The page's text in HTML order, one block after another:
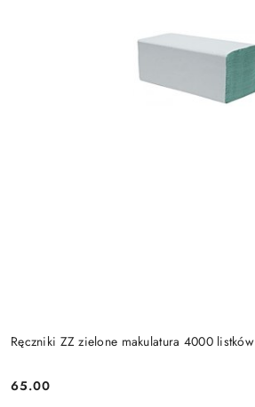
Ręczniki ZZ zielone makulatura 4000 listków
Cena:
65.00